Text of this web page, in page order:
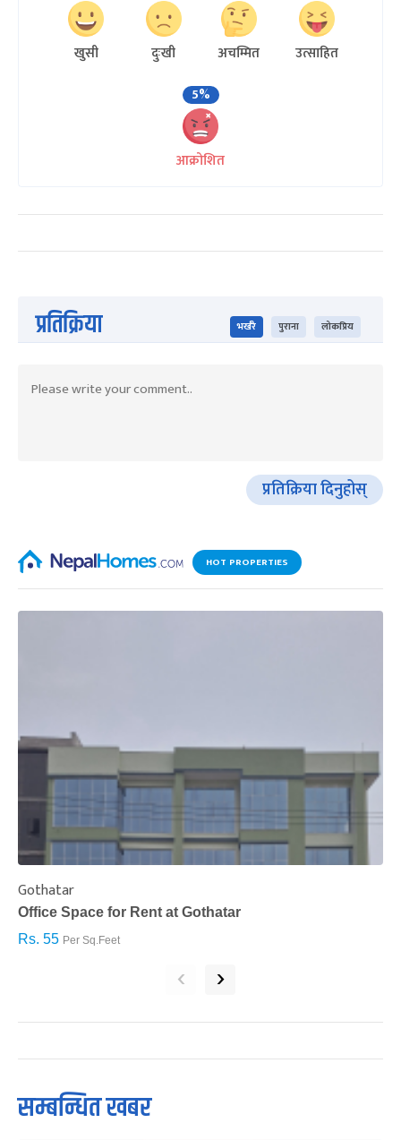
खुसी दुःखी अचम्मित
उत्साहित
5%
आक्रोशित
प्रतिक्रिया भर्खरै पुराना लोकप्रिय
प्रतिक्रिया दिनुहोस्
HOT PROPERTIES
Gothatar
Office Space for Rent at Gothatar
Rs. 55 Per Sq.Feet
‹ ›
सम्बन्धित खबर